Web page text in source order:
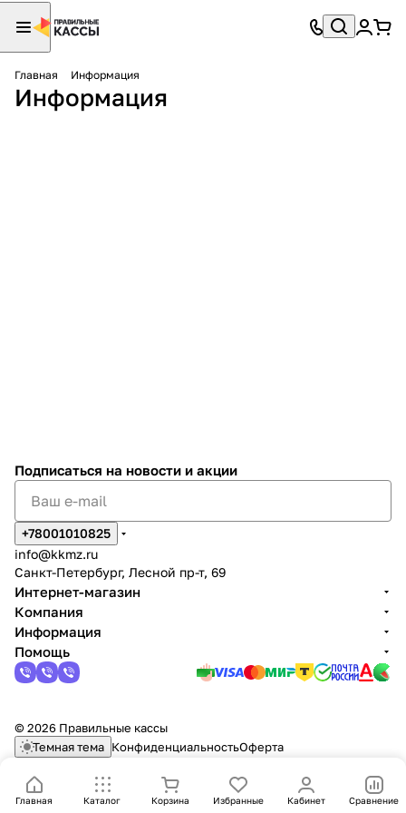
Главная Информация
Информация
Главная Каталог Корзина Избранные Кабинет Сравнение
Подписаться на новости и акции
+78001010825
info@kkmz.ru
Санкт-Петербург, Лесной пр-т, 69
Интернет-магазин
Компания
Информация
Помощь
© 2026 Правильные кассы
Темная тема КонфиденциальностьОферта